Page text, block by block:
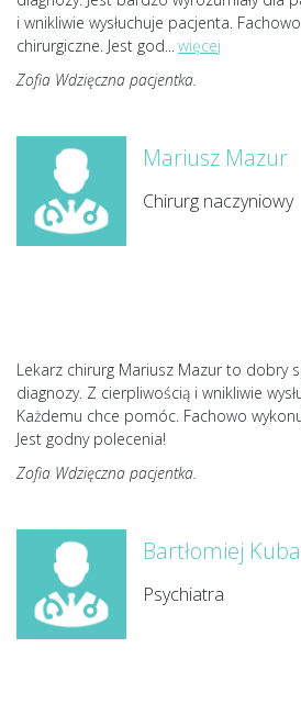
i wnikliwie wysłuchuje pacjenta.
chirurgiczne. Jest god
więcej
Zofia Wdzięczna pacjentka.
Mariusz Mazur
Chirurg naczyniowy
Lekarz chirurg Mariusz Mazur to dobry
diagnozy. Z cierpliwością i wnikliwie
Każdemu chce pomóc. Fachowo
Jest godny polecenia!
Zofia Wdzięczna pacjentka.
Bartłomiej
Psychiatra